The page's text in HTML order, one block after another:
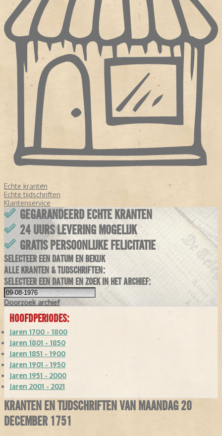
Echte kranten
Echte tijdschriften
Klantenservice
GEGARANDEERD ECHTE KRANTEN
24 UURS LEVERING MOGELIJK
GRATIS PERSOONLIJKE FELICITATIE
SELECTEER EEN DATUM EN BEKIJK
ALLE KRANTEN & TIJDSCHRIFTEN:
SELECTEER EEN DATUM EN ZOEK IN HET ARCHIEF:
Doorzoek archief
HOOFDPERIODES:
Jaren 1700 - 1800
Jaren 1801 - 1850
Jaren 1851 - 1900
Jaren 1901 - 1950
Jaren 1951 - 2000
Jaren 2001 - 2021
KRANTEN EN TIJDSCHRIFTEN VAN MAANDAG 20
DECEMBER 1751